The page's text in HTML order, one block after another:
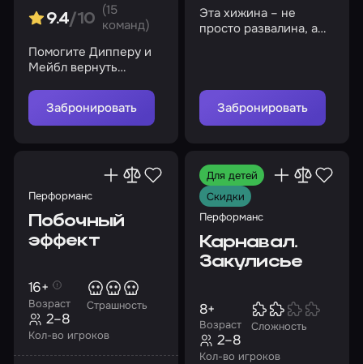
9.4/10
(15
команд)
Помогите Дипперу и
Мейбл вернуть
украденный
коварными гномами
Забронировать
Эта хижина – не
просто развалина, а
Забронировать
Перформанс
Побочный
эффект
Возраст
16+
Страшность
Кол-во игроков
2–8
Для детей
Скидки
Перформанс
Карнавал.
Закулисье
Возраст
8+
Сложность
Кол-во игроков
2–8